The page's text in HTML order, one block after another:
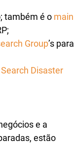
também é o main
Group’s para
Search Disaster
e a
estão